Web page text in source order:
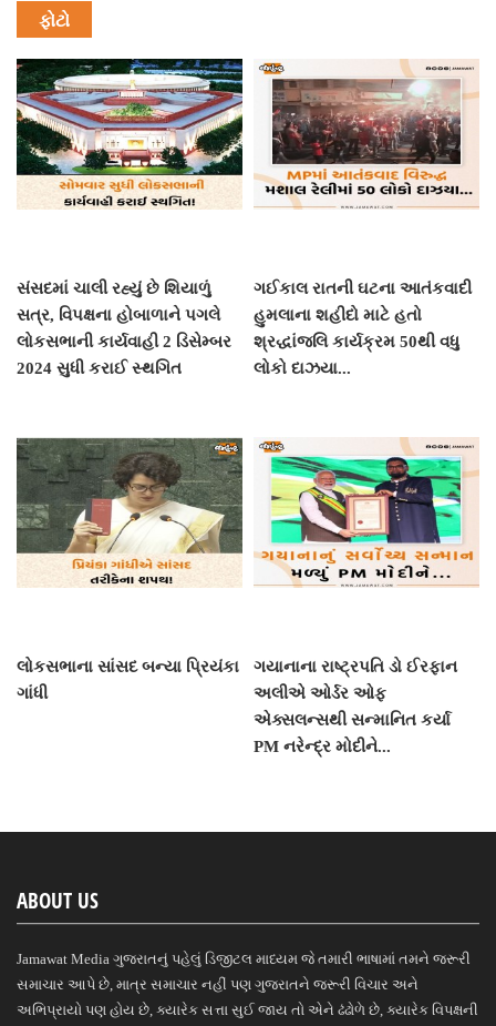
ફોટો
સંસદમાં ચાલી રહ્યું છે શિયાળું
સત્ર, વિપક્ષના હોબાળાને પગલે
લોકસભાની કાર્યવાહી 2 ડિસેમ્બર
2024 સુધી કરાઈ સ્થગિત
ગઈકાલ રાતની ઘટના આતંકવાદી
હુમલાના શહીદો માટે હતો
શ્રદ્ધાંજલિ કાર્યક્રમ 50થી વધુ
લોકો દાઝયા...
લોકસભાના સાંસદ બન્યા પ્રિયંકા
ગાંધી
ગયાનાના રાષ્ટ્રપતિ ડો ઈરફાન
અલીએ ઓર્ડર ઓફ
એક્સલન્સથી સન્માનિત કર્યા
PM નરેન્દ્ર મોદીને...
ABOUT US
Jamawat Media ગુજરાતનું પહેલું ડિજીટલ માધ્યમ જે તમારી ભાષામાં તમને જરૂરી
સમાચાર આપે છે, માત્ર સમાચાર નહીં પણ ગુજરાતને જરૂરી વિચાર અને
અભિપ્રાયો પણ હોય છે, ક્યારેક સત્તા સુઈ જાય તો એને ઢંઢોળે છે, ક્યારેક વિપક્ષની